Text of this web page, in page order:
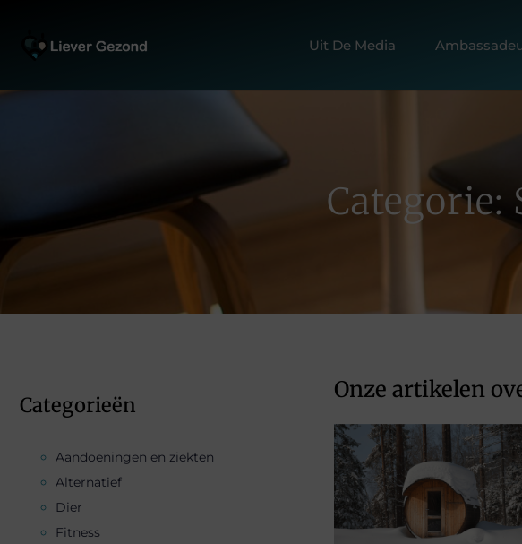
Uit De Media
Categorie:
Categorieën
Aandoeningen en ziekten
Alternatief
Dier
Fitness
Onze artikelen